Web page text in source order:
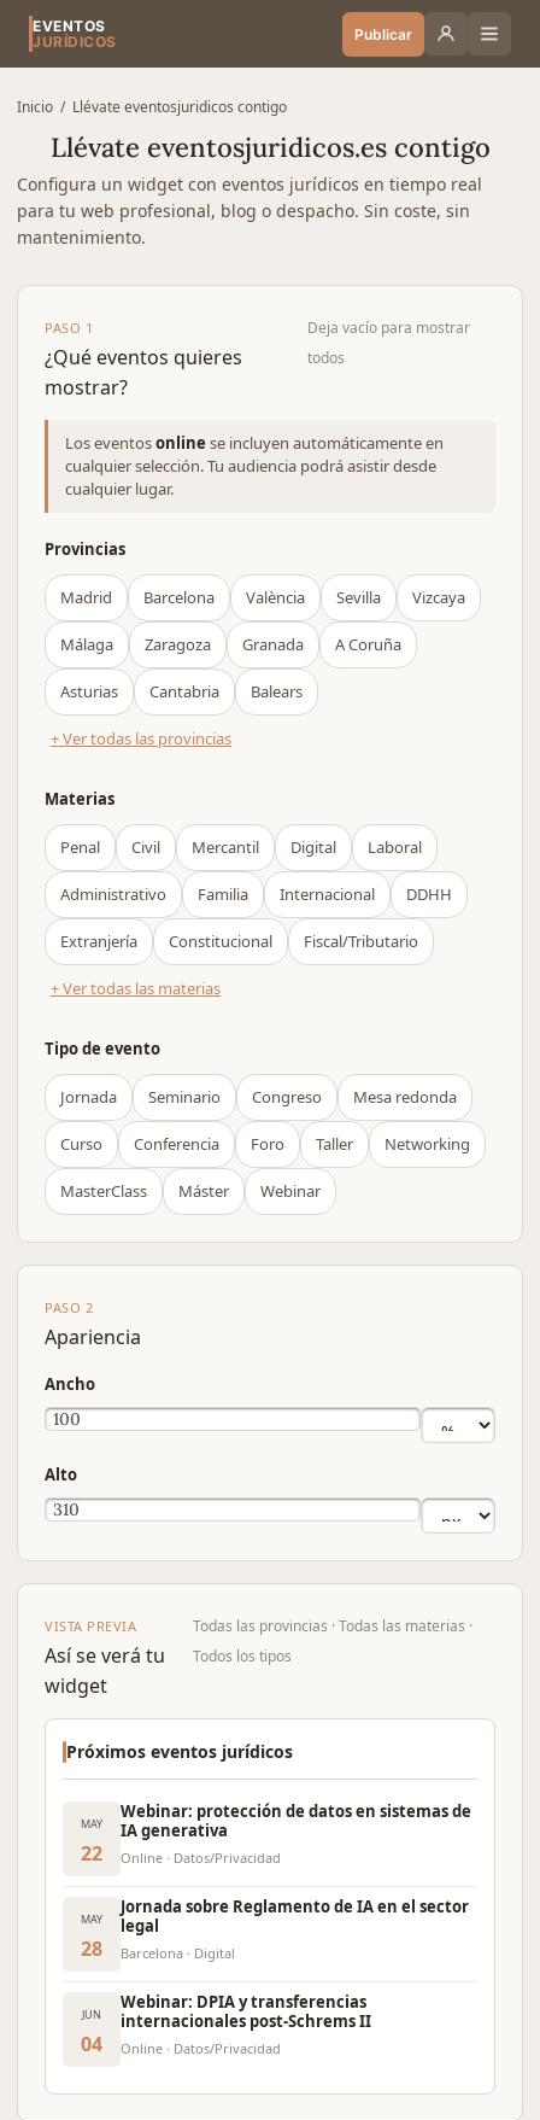
EVENTOS
JURÍDICOS
Publicar
Inicio / Llévate eventosjuridicos contigo
Llévate eventosjuridicos.es contigo
Configura un widget con eventos jurídicos en tiempo real
para tu web profesional, blog o despacho. Sin coste, sin
mantenimiento.
PASO 1
¿Qué eventos quieres
mostrar?
Deja vacío para mostrar
todos
Los eventosonline se incluyen automáticamente en
cualquier selección. Tu audiencia podrá asistir desde
cualquier lugar.
Provincias
Madrid Barcelona València Sevilla Vizcaya
Málaga Zaragoza Granada A Coruña
Asturias Cantabria Balears
+ Ver todas las provincias
Materias
Penal Civil Mercantil Digital Laboral
Administrativo Familia Internacional DDHH
Extranjería Constitucional Fiscal/Tributario
+ Ver todas las materias
Tipo de evento
Jornada Seminario Congreso Mesa redonda
Curso Conferencia Foro Taller Networking
MasterClass Máster Webinar
PASO 2
Apariencia
Ancho
Alto
VISTA PREVIA
Así se verá tu
widget
Todas las provincias · Todas las materias ·
Todos los tipos
Próximos eventos jurídicos
MAY
22
Webinar: protección de datos en sistemas de
IA generativa
Online · Datos/Privacidad
MAY
28
Jornada sobre Reglamento de IA en el sector
legal
Barcelona · Digital
JUN
04
Webinar: DPIA y transferencias
internacionales post-Schrems II
Online · Datos/Privacidad